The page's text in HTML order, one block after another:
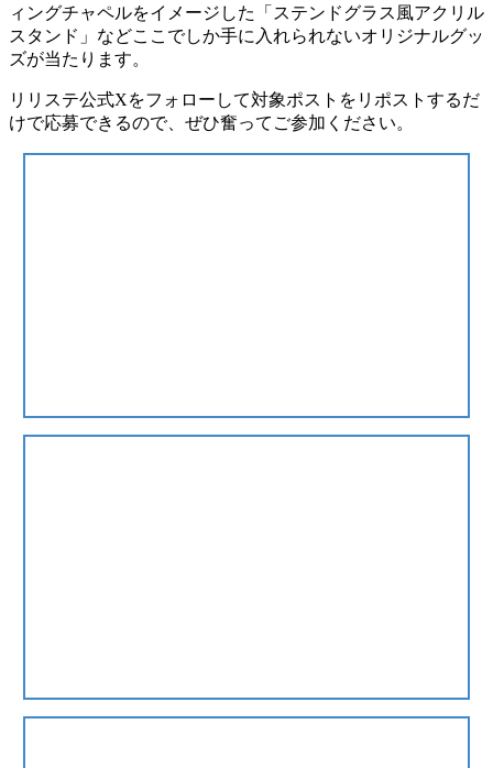
ィングチャペルをイメージした「ステンドグラス風アクリル
スタンド」などここでしか手に入れられないオリジナルグッ
ズが当たります。
リリステ公式Xをフォローして対象ポストをリポストするだ
けで応募できるので、ぜひ奮ってご参加ください。